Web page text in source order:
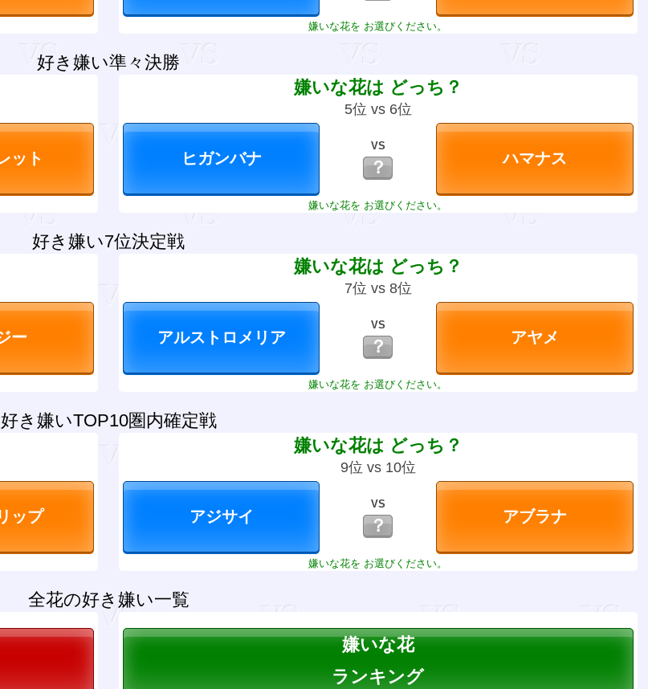
嫌いな花を お選びください。
好き嫌い準々決勝
嫌いな花は どっち？
5位 vs 6位
VS
？
嫌いな花を お選びください。
好き嫌い7位決定戦
嫌いな花は どっち？
7位 vs 8位
VS
？
嫌いな花を お選びください。
好き嫌いTOP10圏内確定戦
嫌いな花は どっち？
9位 vs 10位
VS
？
嫌いな花を お選びください。
全花の好き嫌い一覧
嫌いな花
ランキング